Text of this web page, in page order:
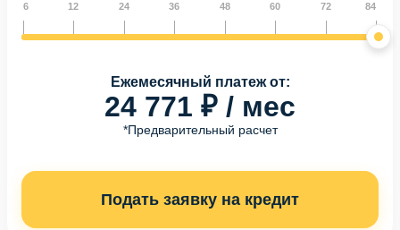
6 12 24 36 48 60 72 84
Ежемесячный платеж от:
24 771 ₽ / мес
*Предварительный расчет
Подать заявку на кредит